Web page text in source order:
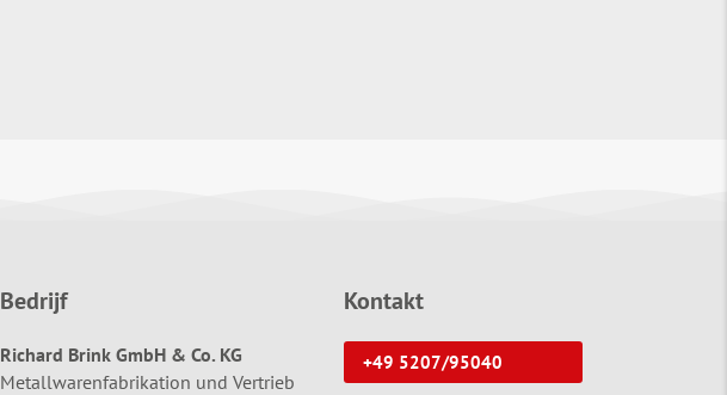
Bedrijf
Richard Brink GmbH & Co. KG
Metallwarenfabrikation und Vertrieb
Kontakt
+49 5207/95040